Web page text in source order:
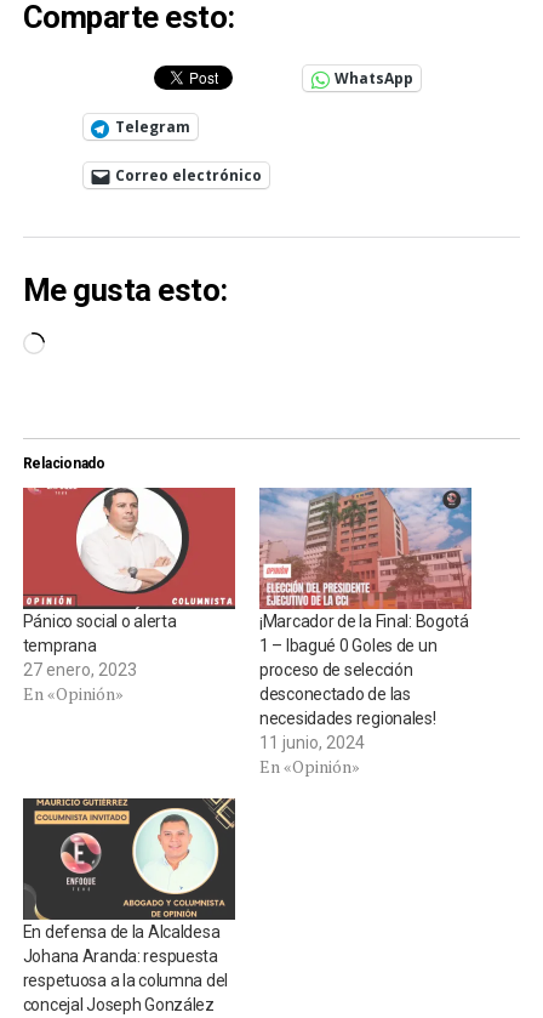
Comparte esto:
WhatsApp
Telegram
Correo electrónico
Me gusta esto:
Cargando...
Relacionado
Pánico social o alerta
temprana
27 enero, 2023
En «Opinión»
¡Marcador de la Final: Bogotá
1 – Ibagué 0 Goles de un
proceso de selección
desconectado de las
necesidades regionales!
11 junio, 2024
En «Opinión»
En defensa de la Alcaldesa
Johana Aranda: respuesta
respetuosa a la columna del
concejal Joseph González